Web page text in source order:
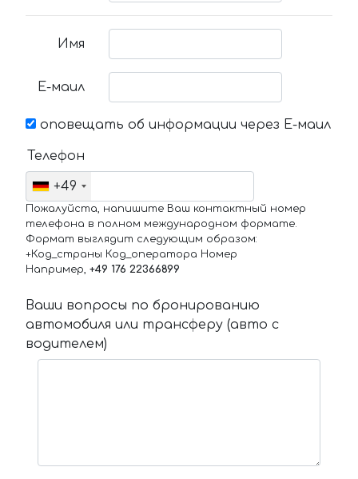
Имя
Е-маил
оповещать об информации через Е-маил
Телефон
+49
Пожалуйста, напишите Ваш контактный номер
телефона в полном международном формате.
Формат выглядит следующим образом:
+Код_страны Код_оператора Номер
Например, +49 176 22366899
Ваши вопросы по бронированию
автомобиля или трансферу (авто с
водителем)